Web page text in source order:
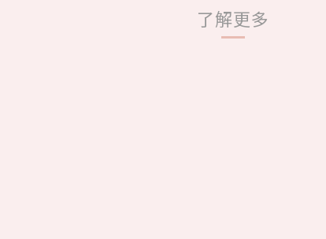
了解更多